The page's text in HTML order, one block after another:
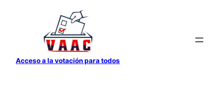
contenido
Acceso a la votación para todos